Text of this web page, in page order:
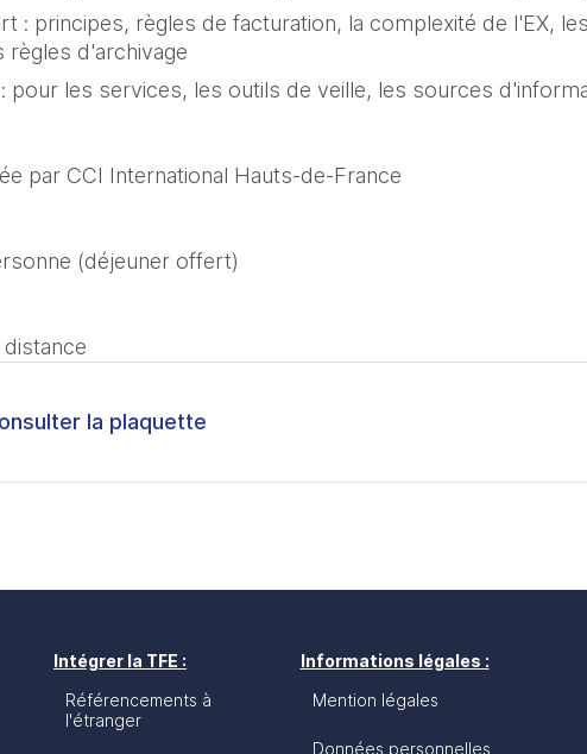
: principes, règles de facturation, la complexité de l'EX,
règles d'archivage
pour les services, les outils de veille, les sources
par CCI International Hauts-de-France
(déjeuner offert)
distance
la plaquette
Intégrer la TFE :
Référencements à
l'étranger
Informations légales :
Mention légales
Données personnelles